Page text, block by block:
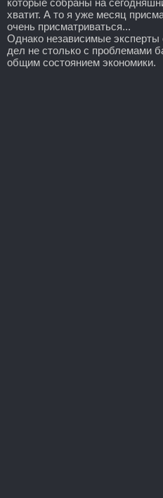
хватит. А то я уже месяц
очень присматриваться...
Однако независимые
дел не столько с проблемами
общим состоянием экономики.